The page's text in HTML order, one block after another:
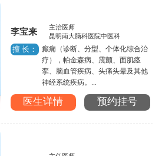
李宝来
主治医师
昆明南大脑科医院中医科
擅 长：
癫痫（诊断、分型、个体化综合治
疗），帕金森病、震颤、面肌痉
挛、脑血管疾病、头痛头晕及其他
神经系统疾病。...
医生详情 预约挂号